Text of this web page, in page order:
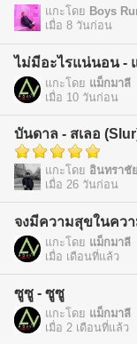
แกะโดย Boys
เมื่อ 8 วันก่อน
ไม่มีอะไรแน่นอน -
แกะโดย แม็กมาลี
เมื่อ 10 วันก่อน
บันดาล - สเลอ
แกะโดย อินทราชั
เมื่อ 26 วันก่อน
แกะโดย แม็กมาลี
เมื่อ เดือนที่แล้ว
ซูซู - ซูซู
แกะโดย แม็กมาลี
เมื่อ 2 เดือนที่แล้ว